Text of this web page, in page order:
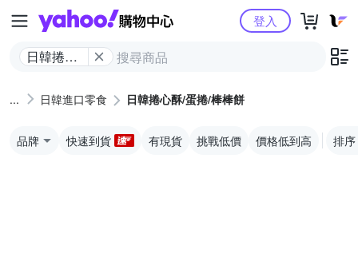
Yahoo購物中心
日韓捲心
棒餅
登入
日韓進口零食 日韓捲心酥/蛋捲/棒棒餅
品牌 快速到貨 有現貨 挑戰低價 價格低到高 排序